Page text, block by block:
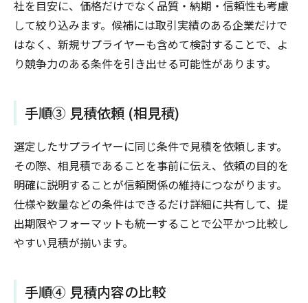
社を目安に、価格だけでなく品質・納期・信頼性も考慮
して絞り込みます。候補には取引実績のある企業だけで
はなく、新規サプライヤーも含めて検討することで、よ
り競争力のある条件を引き出せる可能性があります。
手順③ 見積依頼 (相見積)
選定したサプライヤーに同じ条件で見積を依頼します。
その際、相見積であることを事前に伝え、依頼の目的を
明確に説明することが信頼関係の維持につながります。
仕様や数量などの条件はできるだけ詳細に共有して、提
出期限やフォーマットも統一することで公平かつ比較し
やすい見積が揃います。
手順④ 見積内容の比較